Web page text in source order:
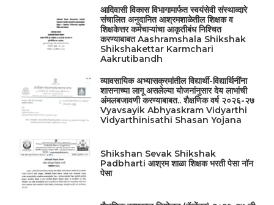
आदिवासी विकास विभागामार्फत स्वयंसेवी संस्थाव्दारे
संचालित अनुदानित आश्रमशाळेतील शिक्षक व
शिक्षकेत्तर कर्मचाऱ्यांचा आकृतीबंध निश्चित
करण्याबाबत Aashramshala Shikshak
Shikshakettar Karmchari
Aakrutibandh
व्यावसायिक अभ्यासक्रमांतील विद्यार्थी-विद्यार्थिनींना
शासनाच्या लागू असलेल्या योजनांनुसार देय लाभांची
अंमलबजावणी करण्याबाबत.. शैक्षणिक वर्ष २०२६-२७
Vyavsayik Abhyaskram Vidyarthi
Vidyarthinisathi Shasan Yojana
Shikshan Sevak Shikshak
Padbharti आश्रम शाळा शिक्षक भरती पेसा नॉन
पेसा